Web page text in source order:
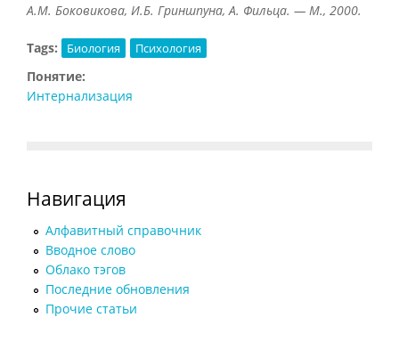
А.М. Боковикова, И.Б. Гриншпуна, А. Фильца. — М., 2000.
Tags: Биология Психология
Понятие:
Интернализация
Навигация
Алфавитный справочник
Вводное слово
Облако тэгов
Последние обновления
Прочие статьи